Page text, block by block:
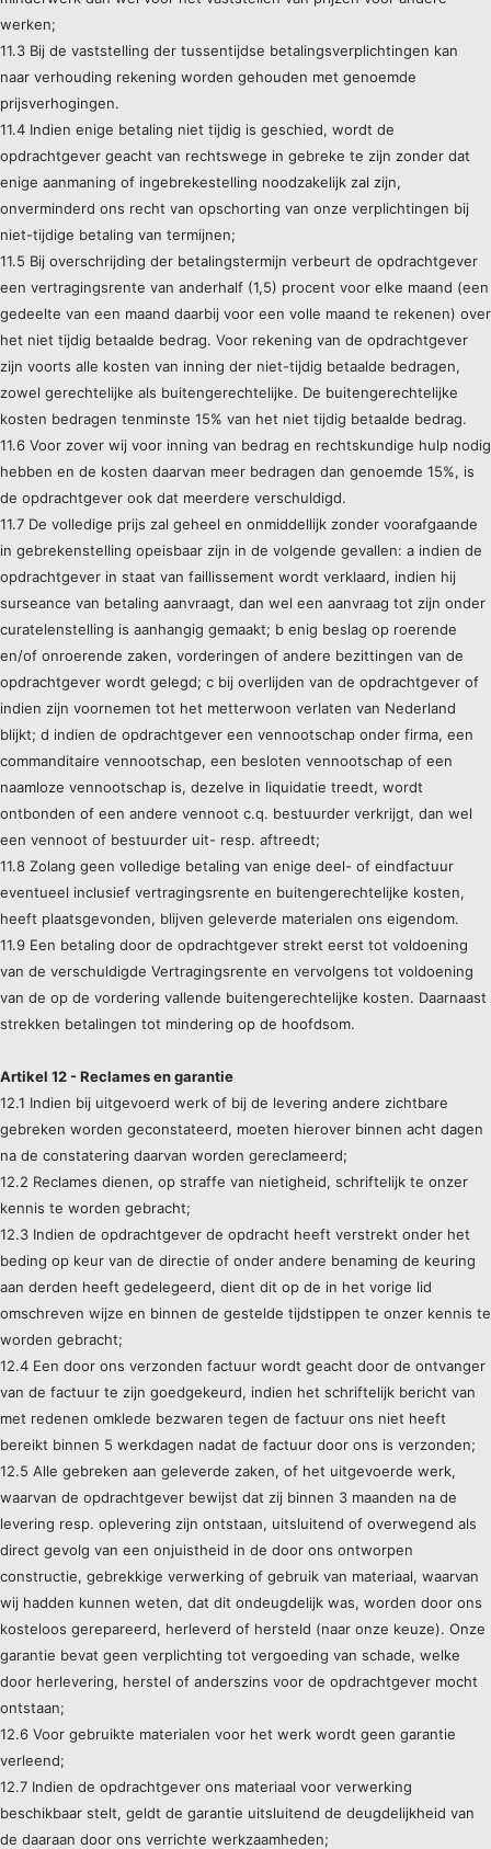
werken;
11.3 Bij de vaststelling der tussentijdse betalingsverplichtingen kan
naar verhouding rekening worden gehouden met genoemde
prijsverhogingen.
11.4 Indien enige betaling niet tijdig is geschied, wordt de
opdrachtgever geacht van rechtswege in gebreke te zijn zonder dat
enige aanmaning of ingebrekestelling noodzakelijk zal zijn,
onverminderd ons recht van opschorting van onze verplichtingen bij
niet-tijdige betaling van termijnen;
11.5 Bij overschrijding der betalingstermijn verbeurt de opdrachtgever
een vertragingsrente van anderhalf (1,5) procent voor elke maand (een
gedeelte van een maand daarbij voor een volle maand te rekenen) over
het niet tijdig betaalde bedrag. Voor rekening van de opdrachtgever
zijn voorts alle kosten van inning der niet-tijdig betaalde bedragen,
zowel gerechtelijke als buitengerechtelijke. De buitengerechtelijke
kosten bedragen tenminste 15% van het niet tijdig betaalde bedrag.
11.6 Voor zover wij voor inning van bedrag en rechtskundige hulp nodig
hebben en de kosten daarvan meer bedragen dan genoemde 15%, is
de opdrachtgever ook dat meerdere verschuldigd.
11.7 De volledige prijs zal geheel en onmiddellijk zonder voorafgaande
in gebrekenstelling opeisbaar zijn in de volgende gevallen: a indien de
opdrachtgever in staat van faillissement wordt verklaard, indien hij
surseance van betaling aanvraagt, dan wel een aanvraag tot zijn onder
curatelenstelling is aanhangig gemaakt; b enig beslag op roerende
en/of onroerende zaken, vorderingen of andere bezittingen van de
opdrachtgever wordt gelegd; c bij overlijden van de opdrachtgever of
indien zijn voornemen tot het metterwoon verlaten van Nederland
blijkt; d indien de opdrachtgever een vennootschap onder firma, een
commanditaire vennootschap, een besloten vennootschap of een
naamloze vennootschap is, dezelve in liquidatie treedt, wordt
ontbonden of een andere vennoot c.q. bestuurder verkrijgt, dan wel
een vennoot of bestuurder uit- resp. aftreedt;
11.8 Zolang geen volledige betaling van enige deel- of eindfactuur
eventueel inclusief vertragingsrente en buitengerechtelijke kosten,
heeft plaatsgevonden, blijven geleverde materialen ons eigendom.
11.9 Een betaling door de opdrachtgever strekt eerst tot voldoening
van de verschuldigde Vertragingsrente en vervolgens tot voldoening
van de op de vordering vallende buitengerechtelijke kosten. Daarnaast
strekken betalingen tot mindering op de hoofdsom.
Artikel 12 - Reclames en garantie
12.1 Indien bij uitgevoerd werk of bij de levering andere zichtbare
gebreken worden geconstateerd, moeten hierover binnen acht dagen
na de constatering daarvan worden gereclameerd;
12.2 Reclames dienen, op straffe van nietigheid, schriftelijk te onzer
kennis te worden gebracht;
12.3 Indien de opdrachtgever de opdracht heeft verstrekt onder het
beding op keur van de directie of onder andere benaming de keuring
aan derden heeft gedelegeerd, dient dit op de in het vorige lid
omschreven wijze en binnen de gestelde tijdstippen te onzer kennis te
worden gebracht;
12.4 Een door ons verzonden factuur wordt geacht door de ontvanger
van de factuur te zijn goedgekeurd, indien het schriftelijk bericht van
met redenen omklede bezwaren tegen de factuur ons niet heeft
bereikt binnen 5 werkdagen nadat de factuur door ons is verzonden;
12.5 Alle gebreken aan geleverde zaken, of het uitgevoerde werk,
waarvan de opdrachtgever bewijst dat zij binnen 3 maanden na de
levering resp. oplevering zijn ontstaan, uitsluitend of overwegend als
direct gevolg van een onjuistheid in de door ons ontworpen
constructie, gebrekkige verwerking of gebruik van materiaal, waarvan
wij hadden kunnen weten, dat dit ondeugdelijk was, worden door ons
kosteloos gerepareerd, herleverd of hersteld (naar onze keuze). Onze
garantie bevat geen verplichting tot vergoeding van schade, welke
door herlevering, herstel of anderszins voor de opdrachtgever mocht
ontstaan;
12.6 Voor gebruikte materialen voor het werk wordt geen garantie
verleend;
12.7 Indien de opdrachtgever ons materiaal voor verwerking
beschikbaar stelt, geldt de garantie uitsluitend de deugdelijkheid van
de daaraan door ons verrichte werkzaamheden;